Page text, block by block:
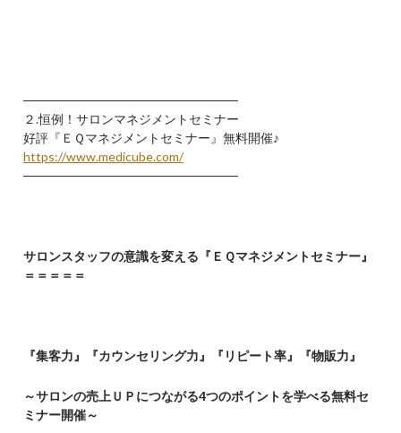
────────────────────────
２.恒例！サロンマネジメントセミナー
好評『ＥＱマネジメントセミナー』無料開催♪
https://www.medicube.com/
────────────────────────
サロンスタッフの意識を変える『ＥＱマネジメントセミナー』
＝＝＝＝＝
『集客力』『カウンセリング力』『リピート率』『物販力』
～サロンの売上ＵＰにつながる4つのポイントを学べる無料セ
ミナー開催～